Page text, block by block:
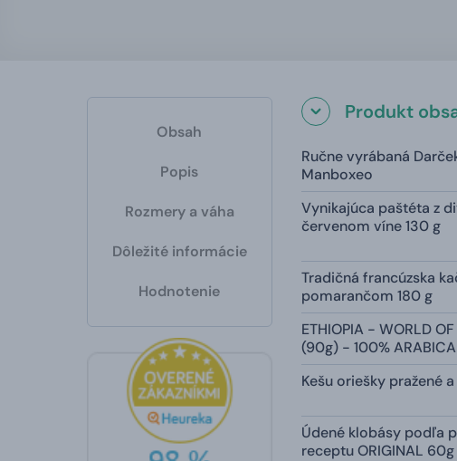
Obsah
Popis
Rozmery a váha
Dôležité informácie
Hodnotenie
Produkt
Ručne vyrábaná
Manboxeo
Vynikajúca paštéta z
červenom víne 130 g
Tradičná francúzska
pomarančom 180 g
ETHIOPIA - WORLD OF
(90g) - 100% ARABICA
Kešu oriešky pražené
Údené klobásy podľa
receptu ORIGINAL 60g